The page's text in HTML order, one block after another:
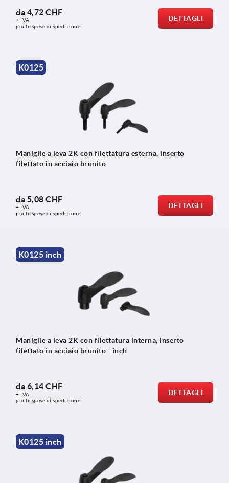
da 4,72 CHF
+ IVA
più le spese di spedizione
DETTAGLI
K0125
Maniglie a leva 2K con filettatura esterna, inserto
filettato in acciaio brunito
da 5,08 CHF
+ IVA
più le spese di spedizione
DETTAGLI
K0125 inch
Maniglie a leva 2K con filettatura interna, inserto
filettato in acciaio brunito - inch
da 6,14 CHF
+ IVA
più le spese di spedizione
DETTAGLI
K0125 inch